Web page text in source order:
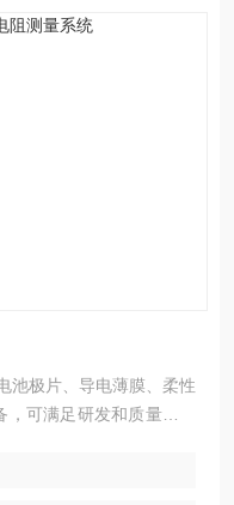
池极片、导电薄膜、柔性
可满足研发和质量控制